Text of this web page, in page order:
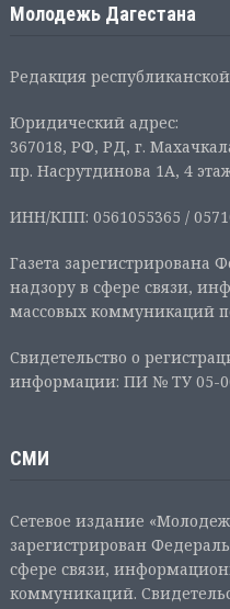
Молодежь Дагестана
Редакция
Юридический адрес:
367018, РФ, РД, г.
пр. Насрутдинова 1А, 4
ИНН/КПП: 0561055365 /
Газета зарегистрирована
надзору в сфере связи,
массовых коммуникаций
Свидетельство о
информации: ПИ № ТУ 05-
СМИ
Сетевое издание
зарегистрирован
сфере связи,
коммуникаций.